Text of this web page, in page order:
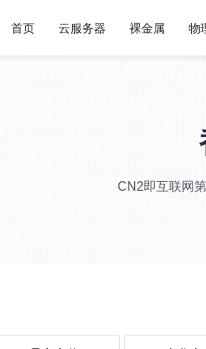
首页 云服务器 裸金属 物
CN2即互联网